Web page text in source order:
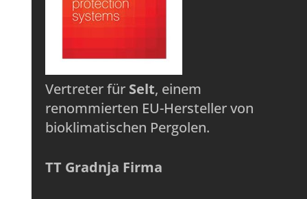
Vertreter für Selt, einem
renommierten EU-Hersteller von
bioklimatischen Pergolen.
TT Gradnja Firma